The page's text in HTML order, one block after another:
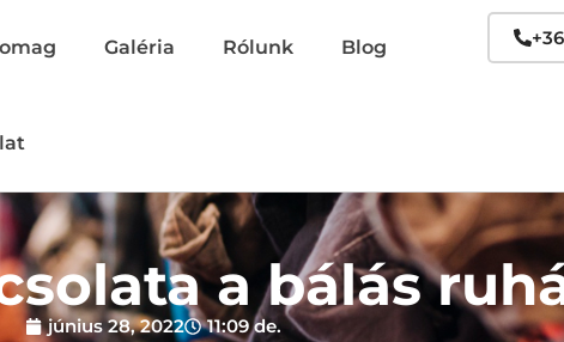
Galéria Rólunk Blog
a bálás
június 28, 2022 11:09 de.